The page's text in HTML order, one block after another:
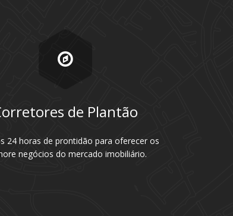
de Plantão
24 horas de prontidão para oferecer os
negócios do mercado imobiliário.